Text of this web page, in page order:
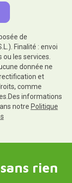
de
Finalité : envoi
les services.
donnée ne
et
comme
informations
notre Politique
rien